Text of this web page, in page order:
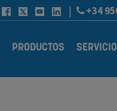
+34
PRODUCTOS